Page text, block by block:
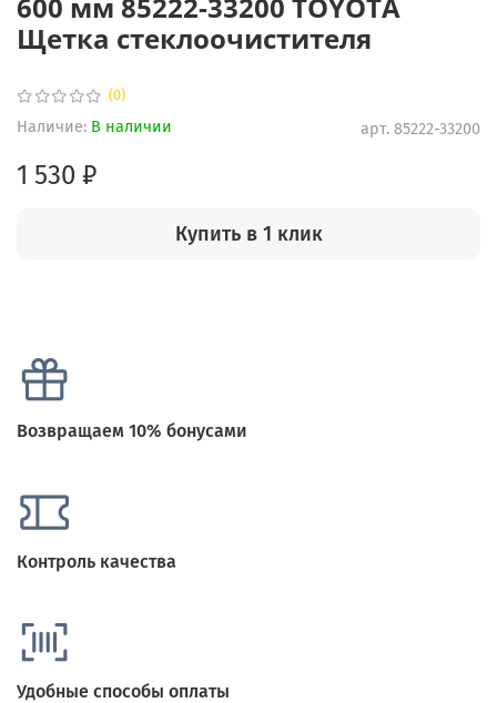
(0)
арт. 85222-33200
Наличие: В наличии
Щетка стеклоочистителя
1 530 ₽
Купить в 1 клик
Возвращаем 10% бонусами
Контроль качества
Удобные способы оплаты